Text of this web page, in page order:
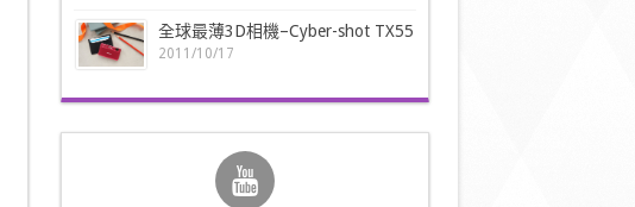
全球最薄3D相機–Cyber-shot TX55
2011/10/17